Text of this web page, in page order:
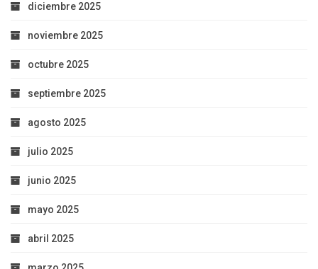
diciembre 2025
noviembre 2025
octubre 2025
septiembre 2025
agosto 2025
julio 2025
junio 2025
mayo 2025
abril 2025